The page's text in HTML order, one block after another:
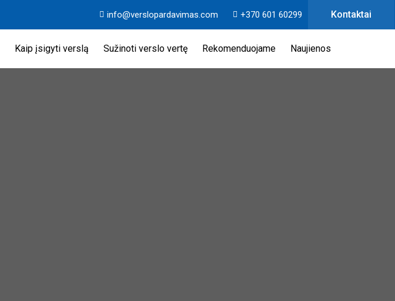
info@verslopardavimas.com +370 601 60299 Kontaktai
Kaip įsigyti verslą Sužinoti verslo vertę Rekomenduojame Naujienos